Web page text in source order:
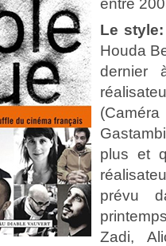
Le style:
Houda
dernier
plus et
prévu
Zadi,